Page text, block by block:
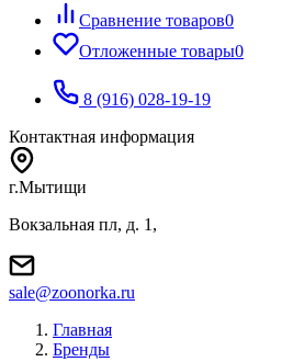
Сравнение товаров0
Отложенные товары0
8 (916) 028-19-19
Контактная информация
г.Мытищи
Вокзальная пл, д. 1,
sale@zoonorka.ru
Главная
Бренды